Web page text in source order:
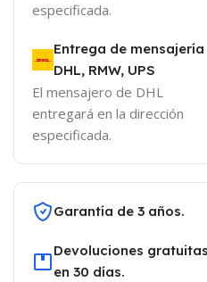
especificada.
Entrega de mensajería
DHL, RMW, UPS
El mensajero de DHL
entregará en la dirección
especificada.
Garantía de 3 años.
Devoluciones gratuitas
en 30 días.